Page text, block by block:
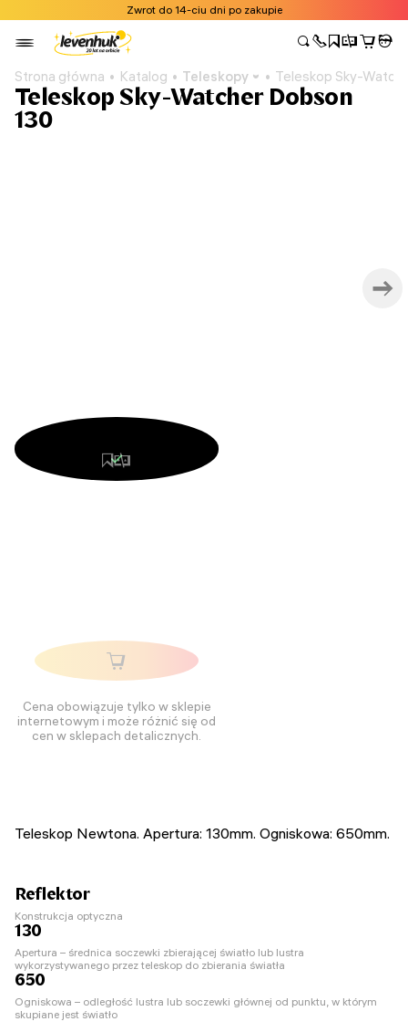
Zwrot do 14-ciu dni po zakupie
Strona główna Katalog Teleskopy Teleskop Sky-
Teleskop Sky-Watcher Dobson
130
Cena obowiązuje tylko w sklepie
internetowym i może różnić się od
cen w sklepach detalicznych.
Teleskop Newtona. Apertura: 130mm. Ogniskowa: 650mm.
Reflektor
Konstrukcja optyczna
130
Apertura – średnica soczewki zbierającej światło lub lustra
wykorzystywanego przez teleskop do zbierania światła
650
Ogniskowa – odległość lustra lub soczewki głównej od punktu, w którym
skupiane jest światło